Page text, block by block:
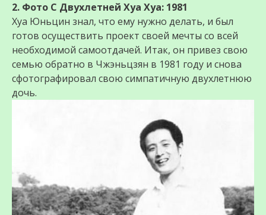
2. Фото С Двухлетней Хуа Хуа: 1981
Хуа Юньцин знал, что ему нужно делать, и был
готов осуществить проект своей мечты со всей
необходимой самоотдачей. Итак, он привез свою
семью обратно в Чжэньцзян в 1981 году и снова
сфотографировал свою симпатичную двухлетнюю
дочь.